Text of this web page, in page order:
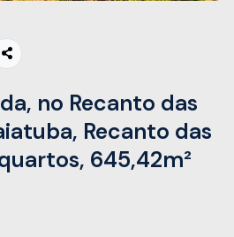
no Recanto das
Recanto das
645,42m²